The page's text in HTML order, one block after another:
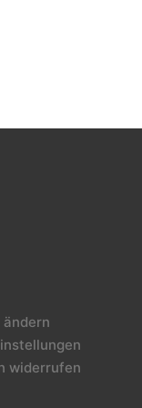
widerrufen